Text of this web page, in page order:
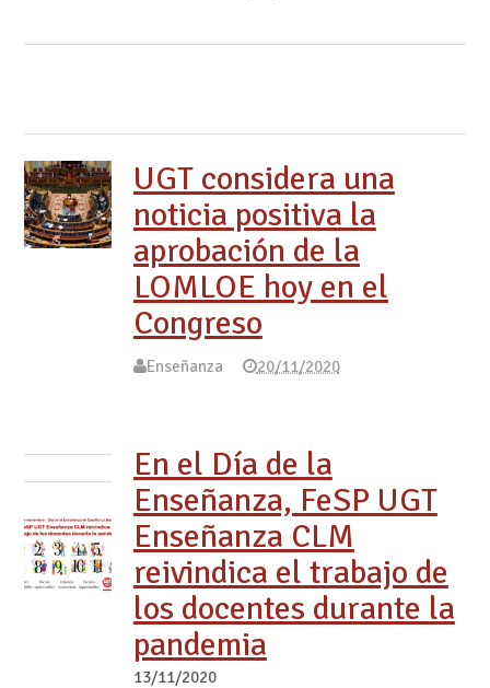
UGT considera una
noticia positiva la
aprobación de la
LOMLOE hoy en el
Congreso
Enseñanza 20/11/2020
En el Día de la
Enseñanza, FeSP UGT
Enseñanza CLM
reivindica el trabajo de
los docentes durante la
pandemia
13/11/2020